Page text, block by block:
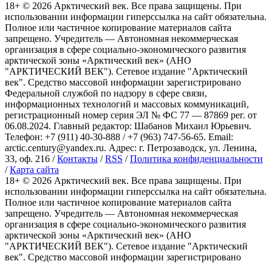
18+ © 2026 Арктический век. Все права защищены. При
использовании информации гиперссылка на сайт обязательна.
Полное или частичное копирование материалов сайта
запрещено. Учредитель — Автономная некоммерческая
организация в сфере социально-экономического развития
арктической зоны «Арктический век» (АНО
"АРКТИЧЕСКИЙ ВЕК"). Сетевое издание "Арктический
век". Средство массовой информации зарегистрировано
Федеральной службой по надзору в сфере связи,
информационных технологий и массовых коммуникаций,
регистрационный номер серия ЭЛ № ФС 77 — 87869 рег. от
06.08.2024. Главный редактор: Шабанов Михаил Юрьевич.
Телефон: +7 (911) 40-30-888 / +7 (963) 747-56-65. Email:
arctic.century@yandex.ru. Адрес: г. Петрозаводск, ул. Ленина,
33, оф. 216 /Контакты /RSS /Политика конфиденциальности
/Карта сайта
18+ © 2026 Арктический век. Все права защищены. При
использовании информации гиперссылка на сайт обязательна.
Полное или частичное копирование материалов сайта
запрещено. Учредитель — Автономная некоммерческая
организация в сфере социально-экономического развития
арктической зоны «Арктический век» (АНО
"АРКТИЧЕСКИЙ ВЕК"). Сетевое издание "Арктический
век". Средство массовой информации зарегистрировано